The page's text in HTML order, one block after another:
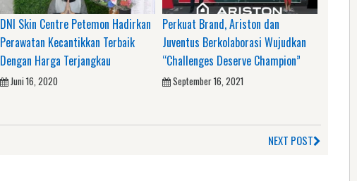
DNI Skin Centre Petemon Hadirkan
Perawatan Kecantikkan Terbaik
Dengan Harga Terjangkau
Juni 16, 2020
Perkuat Brand, Ariston dan
Juventus Berkolaborasi Wujudkan
“Challenges Deserve Champion”
September 16, 2021
NEXT POST